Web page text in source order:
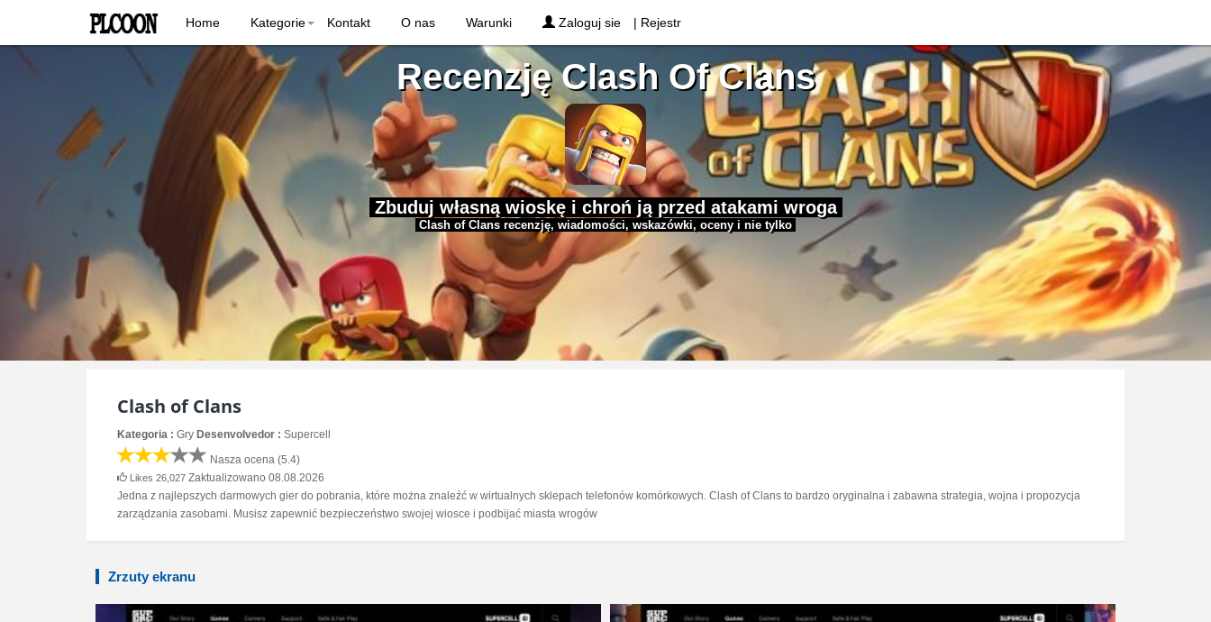
Home Kategorie Kontakt O nas Warunki Zaloguj sie | Rejestr
Recenzję Clash Of Clans
Zbuduj własną wioskę i chroń ją przed atakami wroga
Clash of Clans recenzję, wiadomości, wskazówki, oceny i nie tylko
Clash of Clans
Kategoria : Gry Desenvolvedor : Supercell
Nasza ocena (5.4)
Likes 26,027 Zaktualizowano 08.08.2026
Jedna z najlepszych darmowych gier do pobrania, które można znaleźć w wirtualnych sklepach telefonów komórkowych. Clash of Clans to bardzo oryginalna i zabawna strategia, wojna i propozycja
zarządzania zasobami. Musisz zapewnić bezpieczeństwo swojej wiosce i podbijać miasta wrogów
Zrzuty ekranu